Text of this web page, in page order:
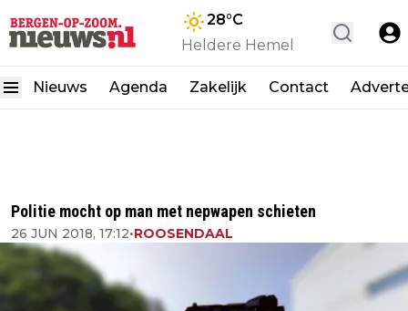
28°C
Heldere Hemel
Nieuws Agenda Zakelijk Contact
Politie mocht op man met nepwapen schieten
26 JUN 2018, 17:12•ROOSENDAAL